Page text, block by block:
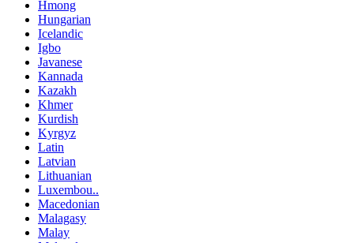
Hmong
Hungarian
Icelandic
Igbo
Javanese
Kannada
Kazakh
Khmer
Kurdish
Kyrgyz
Latin
Latvian
Lithuanian
Luxembou..
Macedonian
Malagasy
Malay